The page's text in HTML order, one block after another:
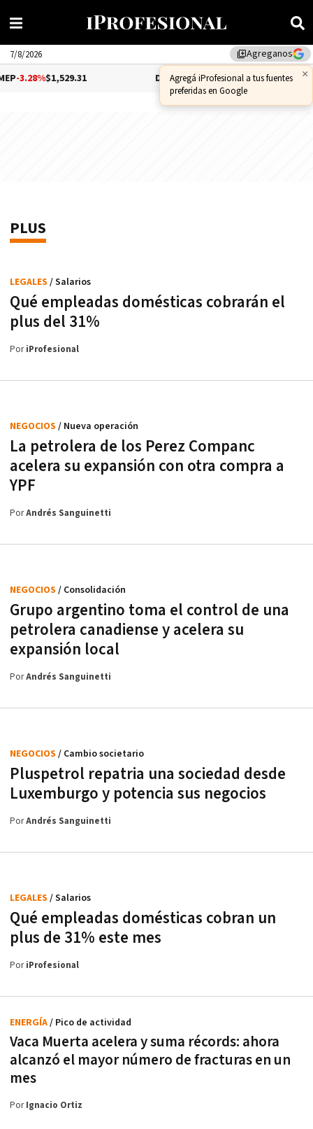
library_addAgreganos
×
Agregá iProfesional a tus fuentes
preferidas en Google
7/8/2026
$1,529.31 DÓLAR CCL-1.25%$1,556.14
PLUS
Qué empleadas domésticas cobrarán el
plus del 31%
LEGALES / Salarios
PoriProfesional
La petrolera de los Perez Companc
acelera su expansión con otra compra a
YPF
NEGOCIOS / Nueva operación
PorAndrés Sanguinetti
Grupo argentino toma el control de una
petrolera canadiense y acelera su
expansión local
NEGOCIOS / Consolidación
PorAndrés Sanguinetti
Pluspetrol repatria una sociedad desde
Luxemburgo y potencia sus negocios
NEGOCIOS / Cambio societario
PorAndrés Sanguinetti
Qué empleadas domésticas cobran un
plus de 31% este mes
LEGALES / Salarios
PoriProfesional
Vaca Muerta acelera y suma récords: ahora
alcanzó el mayor número de fracturas en un
mes
ENERGÍA/ Pico de actividad
PorIgnacio Ortiz